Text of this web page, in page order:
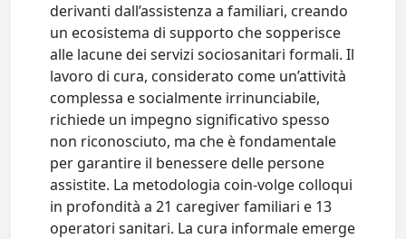
derivanti dall’assistenza a familiari, creando
un ecosistema di supporto che sopperisce
alle lacune dei servizi sociosanitari formali. Il
lavoro di cura, considerato come un’attività
complessa e socialmente irrinunciabile,
richiede un impegno significativo spesso
non riconosciuto, ma che è fondamentale
per garantire il benessere delle persone
assistite. La metodologia coin-volge colloqui
in profondità a 21 caregiver familiari e 13
operatori sanitari. La cura informale emerge